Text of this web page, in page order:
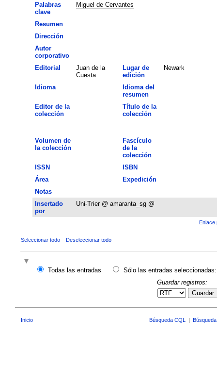
Palabras
clave
Miguel de Cervantes
Resumen
Dirección
Autor
corporativo
Editorial
Juan de la
Cuesta
Lugar de
edición
Newark
Idioma
Idioma del
resumen
Editor de la
colección
Título de la
colección
Volumen de
la colección
Fascículo
de la
colección
ISSN
ISBN
Área
Expedición
Notas
Insertado
por
Uni-Trier @ amaranta_sg @
Enlace
Seleccionar todo Deseleccionar todo
Todas las entradas
Sólo las entradas seleccionadas:
Guardar registros:
Guardar
Inicio Búsqueda CQL